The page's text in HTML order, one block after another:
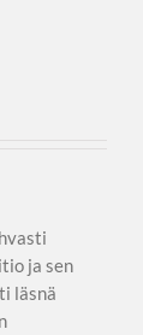
ja sen
läsnä